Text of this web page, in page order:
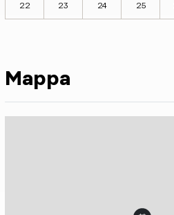
22 23 24 25
Mappa